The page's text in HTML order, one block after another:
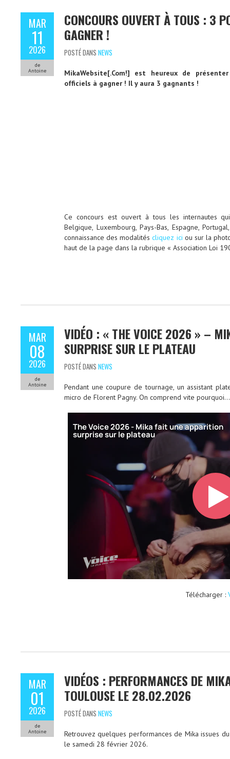
MAR
11
2026
de
Antoine
CONCOURS OUVERT À TOUS : 3
GAGNER !
POSTÉ DANS NEWS
MikaWebsite[.Com!] est heureux de
officiels à gagner ! Il y aura 3 gagnants !
Ce concours est ouvert à tous les internautes
Belgique, Luxembourg, Pays-Bas, Espagne,
connaissance des modalitéscliquez ici ou sur la
haut de la page dans la rubrique « Association Loi
MAR
08
2026
de
Antoine
VIDÉO : « THE VOICE 2026 » –
SURPRISE SUR LE PLATEAU
POSTÉ DANS NEWS
Pendant une coupure de tournage, un assistant
micro de Florent Pagny. On comprend vite pourquoi…
Télécharger :
MAR
01
2026
de
Antoine
VIDÉOS : PERFORMANCES DE
TOULOUSE LE 28.02.2026
POSTÉ DANS NEWS
Retrouvez quelques performances de Mika issues
le samedi 28 février 2026.